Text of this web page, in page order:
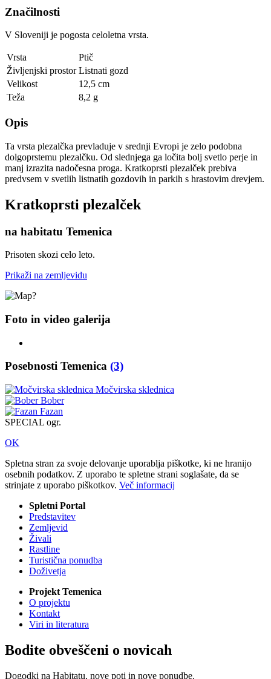
Značilnosti
V Sloveniji je pogosta celoletna vrsta.
Vrsta
Ptič
Življenjski prostor Listnati gozd
Velikost
12,5 cm
Teža
8,2 g
Opis
Ta vrsta plezalčka prevladuje v srednji Evropi je zelo podobna
dolgoprstemu plezalčku. Od slednjega ga ločita bolj svetlo perje in
manj izrazita nadočesna proga. Kratkoprsti plezalček prebiva
predvsem v svetlih listnatih gozdovih in parkih s hrastovim drevjem.
Kratkoprsti plezalček
na habitatu Temenica
Prisoten skozi celo leto.
Prikaži na zemljevidu
Foto in video galerija
Posebnosti Temenica (3)
Močvirska sklednica
Bober
Fazan
SPECIAL ogr.
OK
Spletna stran za svoje delovanje uporablja piškotke, ki ne hranijo
osebnih podatkov. Z uporabo te spletne strani soglašate, da se
strinjate z uporabo piškotkov. Več informacij
Spletni Portal
Predstavitev
Zemljevid
Živali
Rastline
Turistična ponudba
Doživetja
Projekt Temenica
O projektu
Kontakt
Viri in literatura
Bodite obveščeni o novicah
Dogodki na Habitatu, nove poti in nove ponudbe.